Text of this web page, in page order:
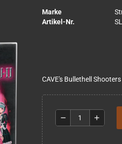
Marke
Artikel-Nr.
CAVE's Bullethell
remove add